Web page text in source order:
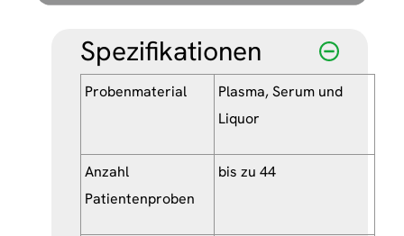
Spezifikationen
Probenmaterial
Plasma, Serum und
Liquor
Anzahl
Patientenproben
bis zu 44